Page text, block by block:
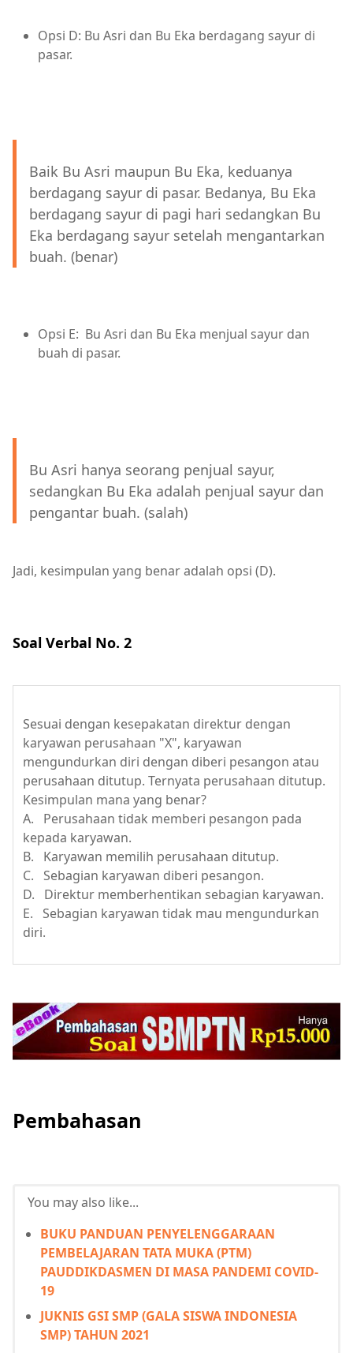
Opsi D: Bu Asri dan Bu Eka berdagang sayur di
pasar.
Baik Bu Asri maupun Bu Eka, keduanya
berdagang sayur di pasar. Bedanya, Bu Eka
berdagang sayur di pagi hari sedangkan Bu
Eka berdagang sayur setelah mengantarkan
buah. (benar)
Opsi E: Bu Asri dan Bu Eka menjual sayur dan
buah di pasar.
Bu Asri hanya seorang penjual sayur,
sedangkan Bu Eka adalah penjual sayur dan
pengantar buah. (salah)
Jadi, kesimpulan yang benar adalah opsi (D).
Soal Verbal No. 2
Sesuai dengan kesepakatan direktur dengan
karyawan perusahaan "X", karyawan
mengundurkan diri dengan diberi pesangon atau
perusahaan ditutup. Ternyata perusahaan ditutup.
Kesimpulan mana yang benar?
A. Perusahaan tidak memberi pesangon pada
kepada karyawan.
B. Karyawan memilih perusahaan ditutup.
C. Sebagian karyawan diberi pesangon.
D. Direktur memberhentikan sebagian karyawan.
E. Sebagian karyawan tidak mau mengundurkan
diri.
Pembahasan
You may also like...
BUKU PANDUAN PENYELENGGARAAN
PEMBELAJARAN TATA MUKA (PTM)
PAUDDIKDASMEN DI MASA PANDEMI COVID-
19
JUKNIS GSI SMP (GALA SISWA INDONESIA
SMP) TAHUN 2021